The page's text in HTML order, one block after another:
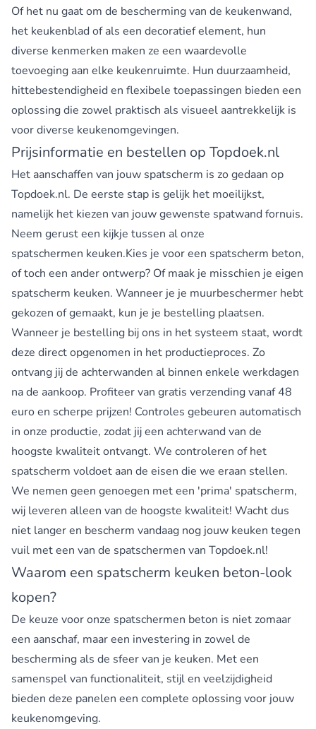
Of het nu gaat om de bescherming van de keukenwand,
het keukenblad of als een decoratief element, hun
diverse kenmerken maken ze een waardevolle
toevoeging aan elke keukenruimte. Hun duurzaamheid,
hittebestendigheid en flexibele toepassingen bieden een
oplossing die zowel praktisch als visueel aantrekkelijk is
voor diverse keukenomgevingen.
Prijsinformatie en bestellen op Topdoek.nl
Het aanschaffen van jouw spatscherm is zo gedaan op
Topdoek.nl. De eerste stap is gelijk het moeilijkst,
namelijk het kiezen van jouw gewenste spatwand fornuis.
Neem gerust een kijkje tussen al onze
spatschermen keuken.Kies je voor een spatscherm beton,
of toch een ander ontwerp? Of maak je misschien je eigen
spatscherm keuken. Wanneer je je muurbeschermer hebt
gekozen of gemaakt, kun je je bestelling plaatsen.
Wanneer je bestelling bij ons in het systeem staat, wordt
deze direct opgenomen in het productieproces. Zo
ontvang jij de achterwanden al binnen enkele werkdagen
na de aankoop. Profiteer van gratis verzending vanaf 48
euro en scherpe prijzen! Controles gebeuren automatisch
in onze productie, zodat jij een achterwand van de
hoogste kwaliteit ontvangt. We controleren of het
spatscherm voldoet aan de eisen die we eraan stellen.
We nemen geen genoegen met een 'prima' spatscherm,
wij leveren alleen van de hoogste kwaliteit! Wacht dus
niet langer en bescherm vandaag nog jouw keuken tegen
vuil met een van de spatschermen van Topdoek.nl!
Waarom een spatscherm keuken beton-look
kopen?
De keuze voor onze spatschermen beton is niet zomaar
een aanschaf, maar een investering in zowel de
bescherming als de sfeer van je keuken. Met een
samenspel van functionaliteit, stijl en veelzijdigheid
bieden deze panelen een complete oplossing voor jouw
keukenomgeving.